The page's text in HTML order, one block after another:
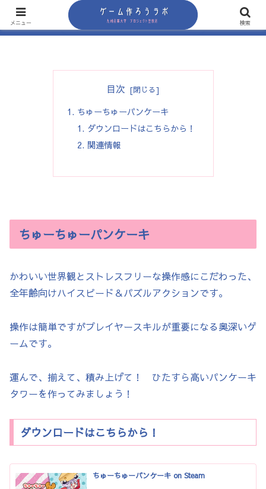
目次
ちゅーちゅーパンケーキ
ダウンロードはこちらから！
関連情報
ちゅーちゅーパンケーキ
かわいい世界観とストレスフリーな操作感にこだわった、
全年齢向けハイスピード＆パズルアクションです。
操作は簡単ですがプレイヤースキルが重要になる奥深いゲ
ームです。
運んで、揃えて、積み上げて！ ひたすら高いパンケーキ
タワーを作ってみましょう！
ダウンロードはこちらから！
ちゅーちゅーパンケーキ on Steam
メニュー 検索